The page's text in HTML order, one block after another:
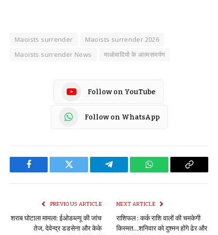
Maoists surrender
Maoists surrender 2026
Maoists surrender News
माओवादियों के आत्मसमर्पण
Follow on YouTube
Follow on WhatsApp
Facebook Twitter Telegram WhatsApp Copy
PREVIOUS ARTICLE
शराब घोटाला मामला: ईओडब्ल्यू की जांच
तेज, देवेन्द्र डडसेना और केके
NEXT ARTICLE
राशिफल : कर्क राशि वालों की चमकेगी
किस्मत…शनिवार को दुश्मन होंगे ढेर और